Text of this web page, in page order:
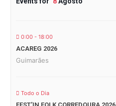
0:00 - 18:00
ACAREG 2026
Guimarães
Todo o Dia